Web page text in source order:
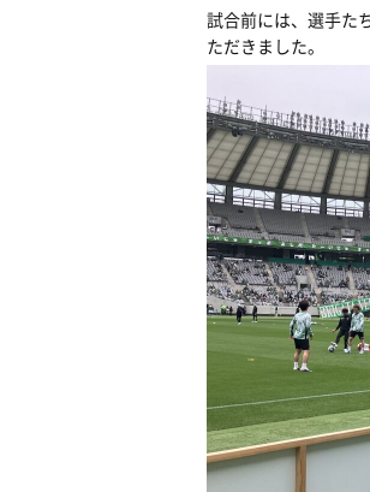
試合前には、選手た
ただきました。